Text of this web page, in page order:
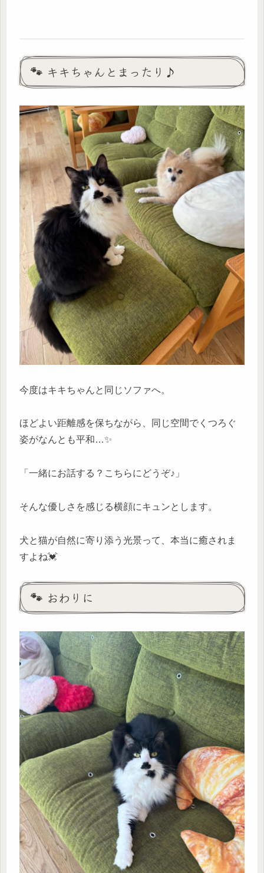
🐾 キキちゃんとまったり♪
今度はキキちゃんと同じソファへ。
ほどよい距離感を保ちながら、同じ空間でくつろぐ
姿がなんとも平和…✨
「一緒にお話する？こちらにどうぞ♪」
そんな優しさを感じる横顔にキュンとします。
犬と猫が自然に寄り添う光景って、本当に癒されま
すよね💓
🐾 おわりに